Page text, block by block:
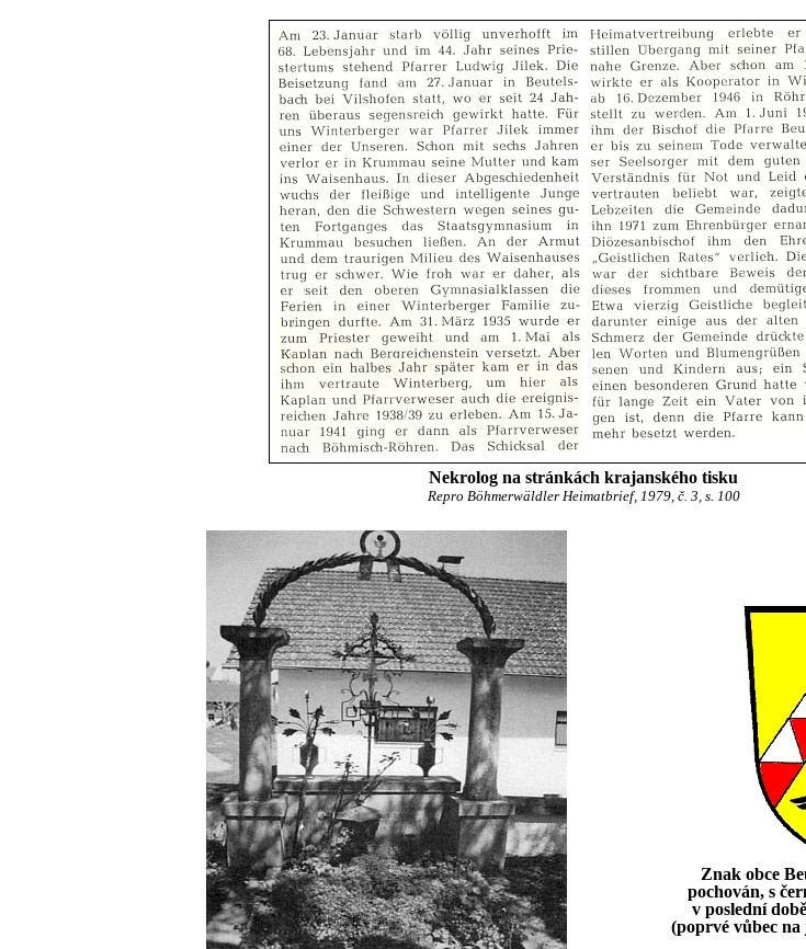
Nekrolog na stránkách krajanského tisku
Repro Böhmerwäldler Heimatbrief, 1979, č. 3, s. 100
Znak obce
pochován, s
v poslední
(poprvé vůbec